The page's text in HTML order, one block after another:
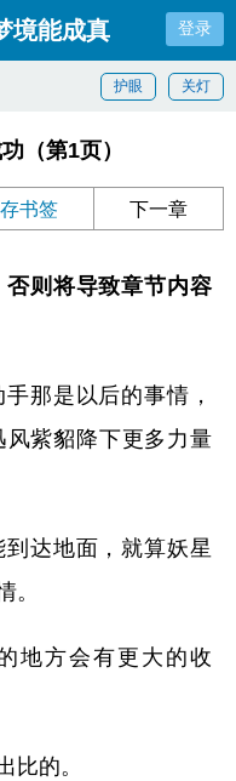
境能成真 登录
关灯
护眼
（第1页）
存书签 下一章
则将导致章节内容
那是以后的事情，
紫貂降下更多力量
达地面，就算妖星
。
地方会有更大的收
比的。